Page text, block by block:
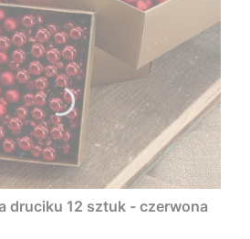
druciku 12 sztuk - czerwona